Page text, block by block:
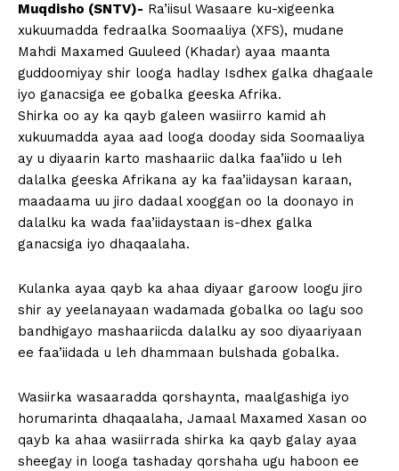
Muqdisho (SNTV)- Ra’iisul Wasaare ku-xigeenka
xukuumadda fedraalka Soomaaliya (XFS), mudane
Mahdi Maxamed Guuleed (Khadar) ayaa maanta
guddoomiyay shir looga hadlay Isdhex galka dhagaale
iyo ganacsiga ee gobalka geeska Afrika.
Shirka oo ay ka qayb galeen wasiirro kamid ah
xukuumadda ayaa aad looga dooday sida Soomaaliya
ay u diyaarin karto mashaariic dalka faa’iido u leh
dalalka geeska Afrikana ay ka faa’iidaysan karaan,
maadaama uu jiro dadaal xooggan oo la doonayo in
dalalku ka wada faa’iidaystaan is-dhex galka
ganacsiga iyo dhaqaalaha.
Kulanka ayaa qayb ka ahaa diyaar garoow loogu jiro
shir ay yeelanayaan wadamada gobalka oo lagu soo
bandhigayo mashaariicda dalalku ay soo diyaariyaan
ee faa’iidada u leh dhammaan bulshada gobalka.
Wasiirka wasaaradda qorshaynta, maalgashiga iyo
horumarinta dhaqaalaha, Jamaal Maxamed Xasan oo
qayb ka ahaa wasiirrada shirka ka qayb galay ayaa
sheegay in looga tashaday qorshaha ugu haboon ee